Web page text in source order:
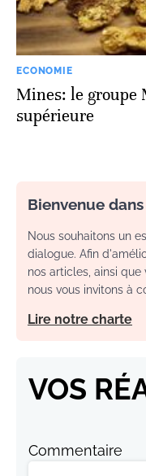
ECONOMIE
Mines: le groupe
supérieure
Bienvenue
Nous souhaitons un
dialogue. Afin
nos articles, ainsi
nous vous invitons à
Lire notre charte
VOS
Commentaire